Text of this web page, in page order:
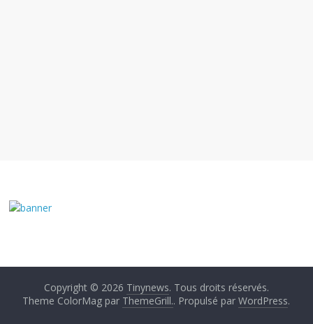
Copyright © 2026 Tinynews. Tous droits réservés.
Theme ColorMag par ThemeGrill.. Propulsé parWordPress.